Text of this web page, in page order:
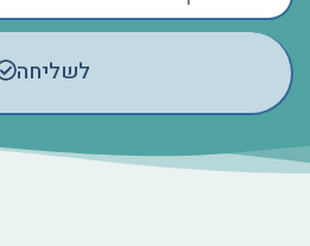
לשליחה